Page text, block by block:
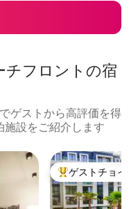
チフロントの宿
ゲストから高評価を得
施設をご紹介します
大好評のゲスト
ゲストチョイス